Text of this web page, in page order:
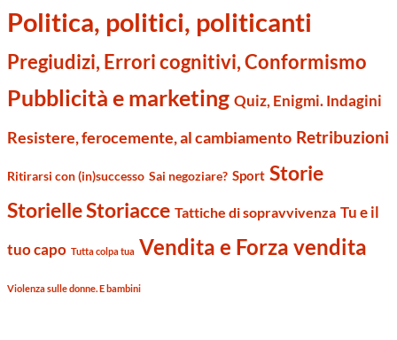
Politica, politici, politicanti
Pregiudizi, Errori cognitivi, Conformismo
Pubblicità e marketing Quiz, Enigmi. Indagini
Resistere, ferocemente, al cambiamento Retribuzioni
Ritirarsi con (in)successo Sai negoziare? Sport Storie
Storielle Storiacce Tattiche di sopravvivenza Tu e il
tuo capo Tutta colpa tua Vendita e Forza vendita
Violenza sulle donne. E bambini